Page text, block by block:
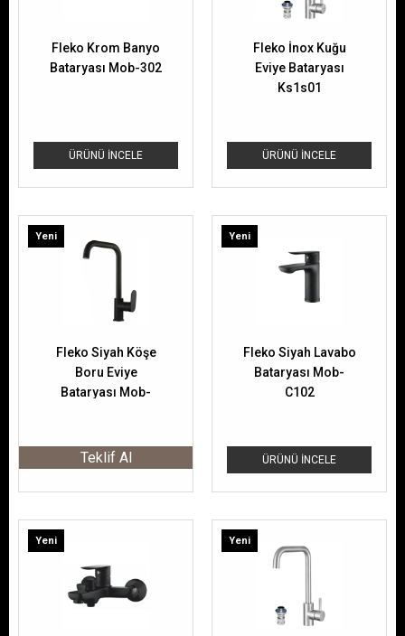
ÜRÜNÜ İNCELE
Fleko Krom Banyo
Bataryası Mob-302
ÜRÜNÜ İNCELE
Fleko İnox Kuğu
Eviye Bataryası
Ks1s01
Fleko Siyah Köşe
Boru Eviye
Bataryası Mob-
Teklif Al
Yeni
ÜRÜNÜ İNCELE
Fleko Siyah Lavabo
Bataryası Mob-
C102
Yeni
Yeni
Yeni